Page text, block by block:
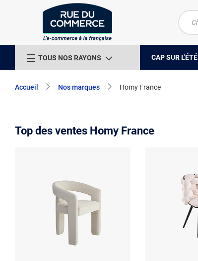
TOUS NOS RAYONS CAP SUR L'ÉTÉ
Accueil Nos marques Homy France
Top des ventes Homy France